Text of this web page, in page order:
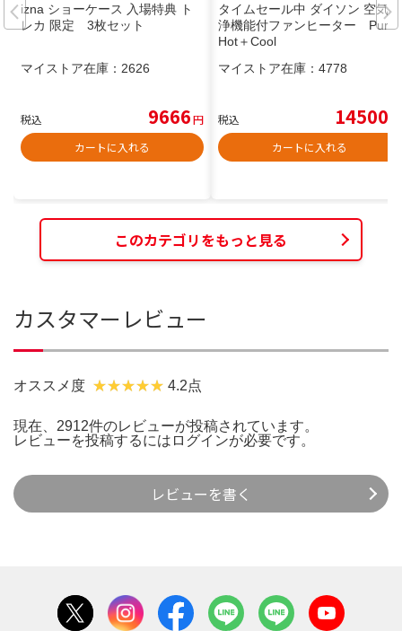
izna ショーケース 入場特典 ト
レカ 限定 3枚セット
マイストア在庫： 2626
税込 9666円
カートに入れる
タイムセール中 ダイソン 空気清
浄機能付ファンヒーター Pure
Hot＋Cool
マイストア在庫： 4778
税込 14500
カートに入れる
このカテゴリをもっと見る
カスタマーレビュー
オススメ度 4.2点
現在、2912件のレビューが投稿されています。
レビューを投稿するには ログインが必要です。
レビューを書く